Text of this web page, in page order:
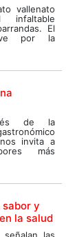
vallenato
infaltable
El
por la
de la
invita a
más
sabor y
la salud